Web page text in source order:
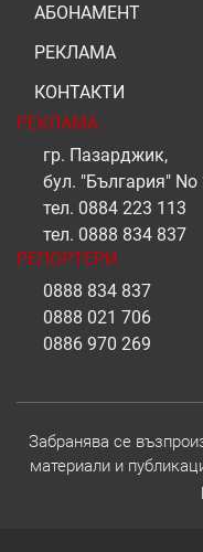
АБОНАМЕНТ
РЕКЛАМА
КОНТАКТИ
РЕКЛАМА
гр. Пазарджик,
бул. "България" No
тел. 0884 223 113
тел. 0888 834 837
РЕПОРТЕРИ
0888 834 837
0888 021 706
0886 970 269
Забранява се
материали и